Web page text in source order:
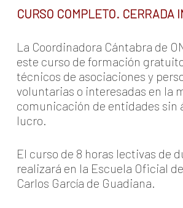
CURSO COMPLETO. CERRADA
La Coordinadora Cántabra de
este curso de formación
técnicos de asociaciones y
voluntarias o interesadas en la
comunicación de entidades sin
lucro.
El curso de 8 horas lectivas de
realizará en la Escuela Oficial
Carlos García de Guadiana.